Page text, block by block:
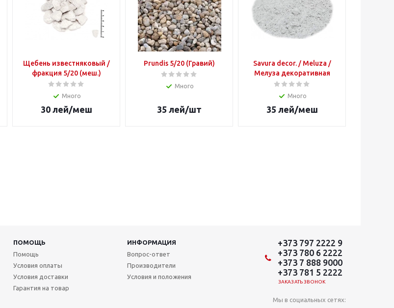
Щебень известняковый /
фракция 5/20 (меш.)
Много
30 лей/меш
Prundis 5/20 (Гравий)
Много
35 лей/шт
Savura decor. / Meluza /
Мелуза декоративная
Много
35 лей/меш
ПОМОЩЬ
ИНФОРМАЦИЯ
Помощь
Условия оплаты
Условия доставки
Гарантия на товар
Вопрос-ответ
Производители
Условия и положения
+373 797 2222 9
+373 780 6 2222
+373 7 888 9000
+373 781 5 2222
ЗАКАЗАТЬ ЗВОНОК
Мы в социальных сетях: